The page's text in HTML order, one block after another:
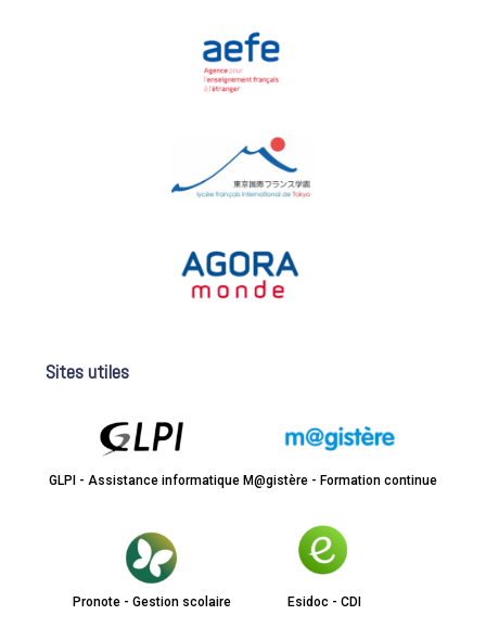
Sites utiles
GLPI - Assistance informatique M@gistère - Formation continue
Pronote - Gestion scolaire Esidoc - CDI